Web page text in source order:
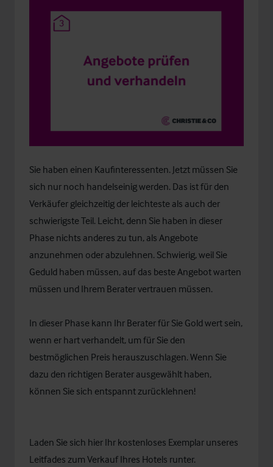
Sie haben einen Kaufinteressenten. Jetzt müssen Sie
sich nur noch handelseinig werden. Das ist für den
Verkäufer gleichzeitig der leichteste als auch der
schwierigste Teil. Leicht, denn Sie haben in dieser
Phase nichts anderes zu tun, als Angebote
anzunehmen oder abzulehnen. Schwierig, weil Sie
Geduld haben müssen, auf das beste Angebot warten
müssen und Ihrem Berater vertrauen müssen.
In dieser Phase kann Ihr Berater für Sie Gold wert sein,
wenn er hart verhandelt, um für Sie den
bestmöglichen Preis herauszuschlagen. Wenn Sie
dazu den richtigen Berater ausgewählt haben,
können Sie sich entspannt zurücklehnen!
Laden Sie sich hier Ihr kostenloses Exemplar unseres
Leitfades zum Verkauf Ihres Hotels runter.